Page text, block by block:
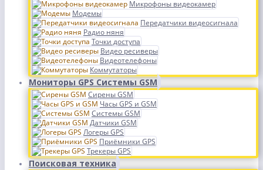
Микрофоны видеокамер
Модемы
Передатчики видеосигнала
Радио няня
Точки доступа
Видео ресиверы
Видеотелефоны
Коммутаторы
Мониторы GPS Системы GSM
Сирены GSM
Часы GPS и GSM
Системы GSM
Датчики GSM
Логеры GPS
Приёмники GPS
Трекеры GPS
Поисковая техника